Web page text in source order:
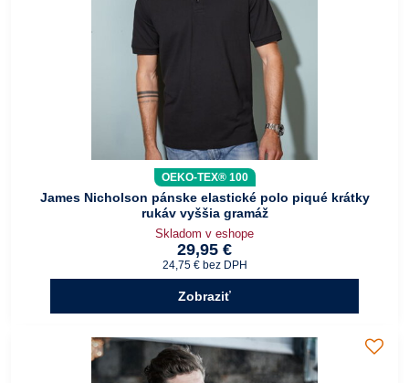
OEKO-TEX® 100
James Nicholson pánske elastické polo piqué krátky
rukáv vyššia gramáž
Skladom v eshope
29,95 €
24,75 € bez DPH
Zobraziť